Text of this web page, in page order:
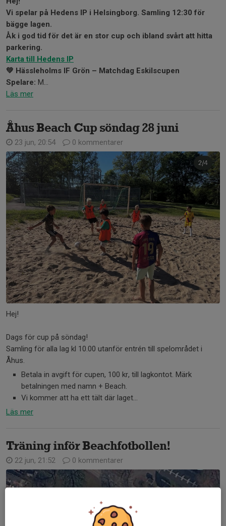
Vi spelar på Hedens IP i Helsingborg. Samling 12:30 för
bägge lagen.
Åk i god tid för det är en stor cup och ibland svårt att hitta
parkering.
Karta till Hedens IP
💚 Hässleholms IF Grön – Matchdag Eskilscupen
Spelare: M...
Läs mer
Åhus Beach Cup söndag 28 juni
23 jun, 20:54 0 kommentarer
Hej!
Dags för cup på söndag!
Samling för alla lag kl 10.00 utanför entrén till spelområdet i
Åhus.
Betala in avgift för cupen, 100 kr, till lagkontot. Märk
betalningen med namn + Beach.
Vi kommer att ha ett tält där laget...
Läs mer
Träning inför Beachfotbollen!
22 jun, 21:52 0 kommentarer